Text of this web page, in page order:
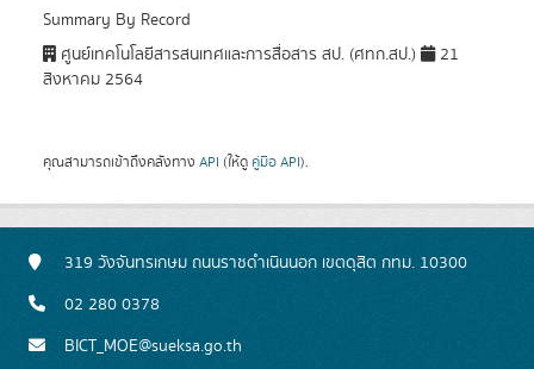
Summary By Record
ศูนย์เทคโนโลยีสารสนเทศและการสื่อสาร สป. (ศทก.สป.)
21
สิงหาคม 2564
คุณสามารถเข้าถึงคลังทาง API (ให้ดู คู่มือ API).
319 วังจันทรเกษม ถนนราชดำเนินนอก เขตดุสิต กทม. 10300
02 280 0378
BICT_MOE@sueksa.go.th